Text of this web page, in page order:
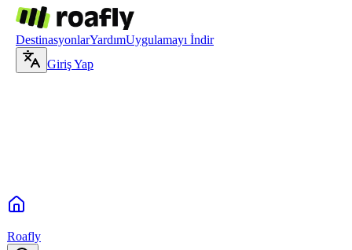
DestinasyonlarYardımUygulamayı İndir
Giriş Yap
Roafly